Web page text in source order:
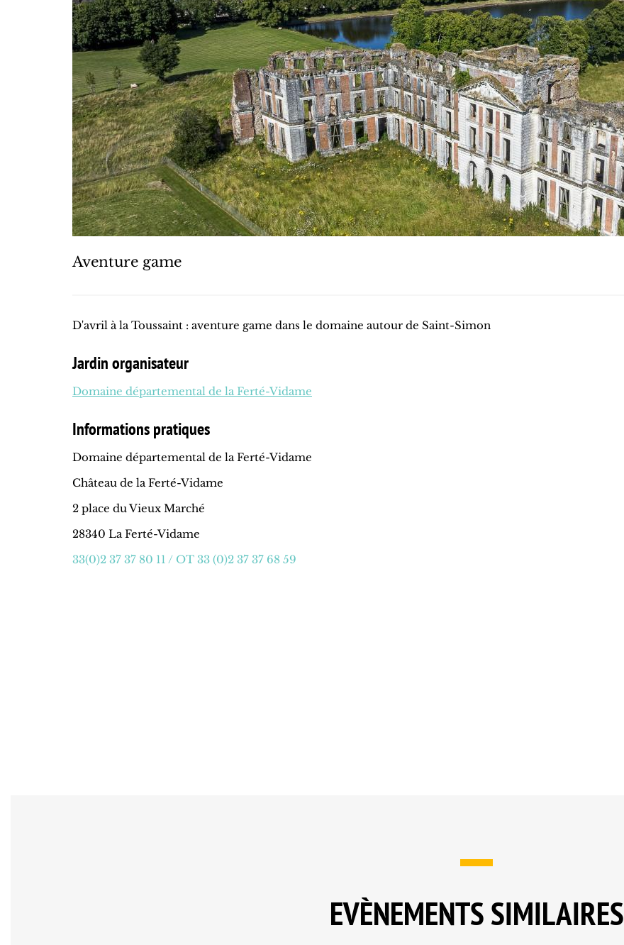
Aventure game
D'avril à la Toussaint : aventure game dans le domaine autour de Saint-Simon
Jardin organisateur
Domaine départemental de la Ferté-Vidame
Informations pratiques
Domaine départemental de la Ferté-Vidame
Château de la Ferté-Vidame
2 place du Vieux Marché
28340 La Ferté-Vidame
33(0)2 37 37 80 11 / OT 33 (0)2 37 37 68 59
EVÈNEMENTS SIMILAIRES